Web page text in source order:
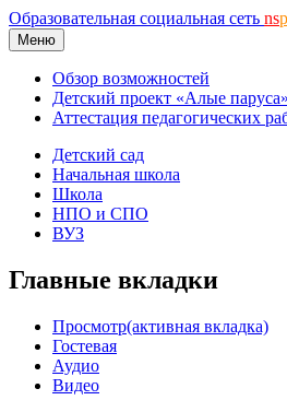
Образовательная социальная сеть ns
Меню
Обзор возможностей
Детский проект «Алые паруса»
Аттестация педагогических
Детский сад
Начальная школа
Школа
НПО и СПО
ВУЗ
Главные вкладки
Просмотр(активная вкладка)
Гостевая
Аудио
Видео